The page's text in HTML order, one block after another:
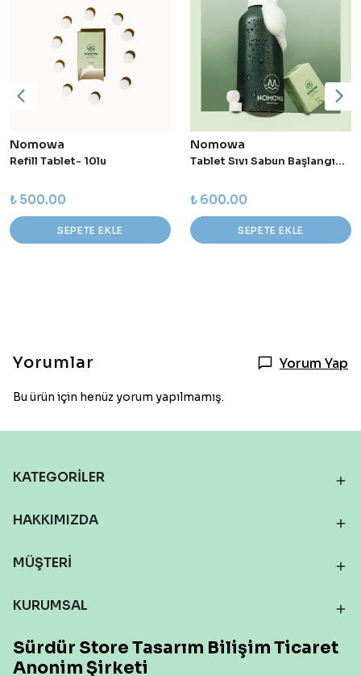
Nomowa
Refill Tablet- 10lu
₺ 500.00
SEPETE EKLE
Nomowa
Tablet Sıvı Sabun Başlangıç Seti - 700 ml (Yeşil)
₺ 600.00
SEPETE EKLE
Yorumlar Yorum Yap
Bu ürün için henüz yorum yapılmamış.
KATEGORİLER
HAKKIMIZDA
MÜŞTERİ
KURUMSAL
Sürdür Store Tasarım Bilişim Ticaret
Anonim Şirketi